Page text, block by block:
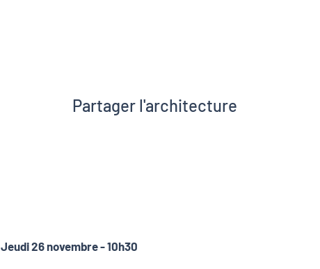
Partager l'architecture
Jeudi 26 novembre - 10h30